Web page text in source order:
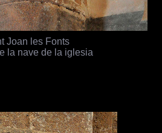
Joan les Fonts
la nave de la iglesia